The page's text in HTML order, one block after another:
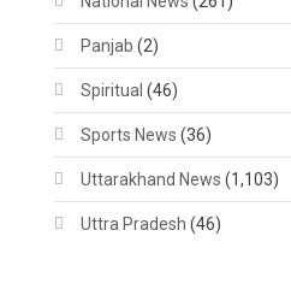
Panjab (2)
Spiritual (46)
Sports News (36)
Uttarakhand News (1,103)
Uttra Pradesh (46)